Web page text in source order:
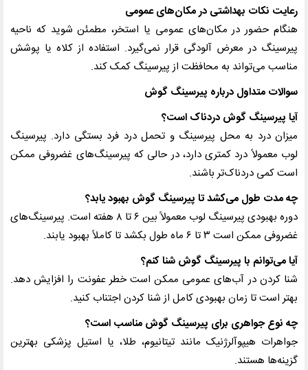
رعایت نکات بهداشتی در مکان‌های عمومی
هنگام حضور در مکان‌های عمومی یا استخر، مطمئن شوید که ناحیه
پیرسینگ در معرض آلودگی قرار نمی‌گیرد. استفاده از کلاه یا پوشش
مناسب می‌تواند به محافظت از پیرسینگ کمک کند.
سوالات متداول درباره پیرسینگ گوش
آیا پیرسینگ گوش دردناک است؟
میزان درد به محل پیرسینگ و تحمل درد فرد بستگی دارد. پیرسینگ
لوب معمولاً درد کمتری دارد، در حالی که پیرسینگ‌های غضروفی ممکن
است کمی دردناک‌تر باشند.
چه مدت طول می‌کشد تا پیرسینگ گوش بهبود یابد؟
دوره بهبودی پیرسینگ لوب معمولاً بین ۶ تا ۸ هفته است. پیرسینگ‌های
غضروفی ممکن است ۳ تا ۶ ماه طول بکشد تا کاملاً بهبود یابند.
آیا می‌توانم با پیرسینگ گوش شنا کنم؟
شنا کردن در آب‌های عمومی ممکن است خطر عفونت را افزایش دهد.
بهتر است تا زمان بهبودی کامل از شنا کردن اجتناب کنید.
چه نوع جواهری برای پیرسینگ گوش مناسب است؟
جواهرات هیپوآلرژنیک مانند تیتانیوم، طلا، یا استیل پزشکی بهترین
گزینه‌ها هستند.